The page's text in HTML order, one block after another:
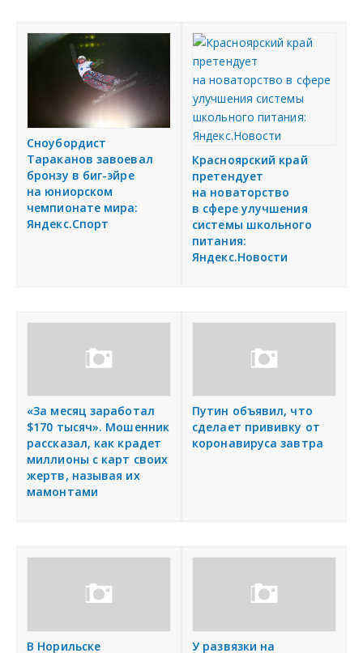
Сноубордист
Тараканов завоевал
бронзу в биг-эйре
на юниорском
чемпионате мира:
Яндекс.Спорт
Красноярский край
претендует
на новаторство
в сфере улучшения
системы школьного
питания:
Яндекс.Новости
«За месяц заработал
$170 тысяч». Мошенник
рассказал, как крадет
миллионы с карт своих
жертв, называя их
мамонтами
Путин объявил, что
сделает прививку от
коронавируса завтра
В Норильске
У развязки на